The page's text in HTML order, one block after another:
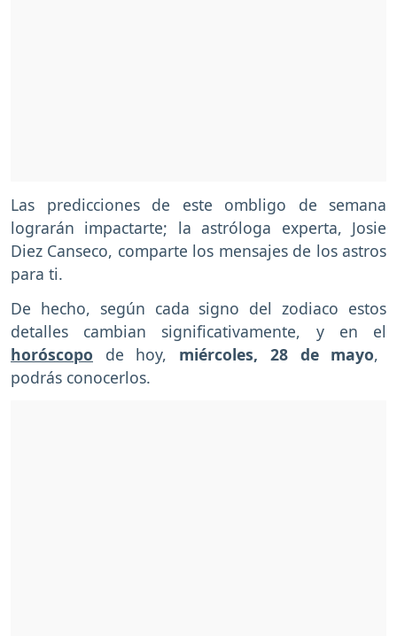
Las predicciones de este ombligo de semana
lograrán impactarte; la astróloga experta, Josie
Diez Canseco, comparte los mensajes de los astros
para ti.
De hecho, según cada signo del zodiaco estos
detalles cambian significativamente, y en el
horóscopo de hoy, miércoles, 28 de mayo,
podrás conocerlos.